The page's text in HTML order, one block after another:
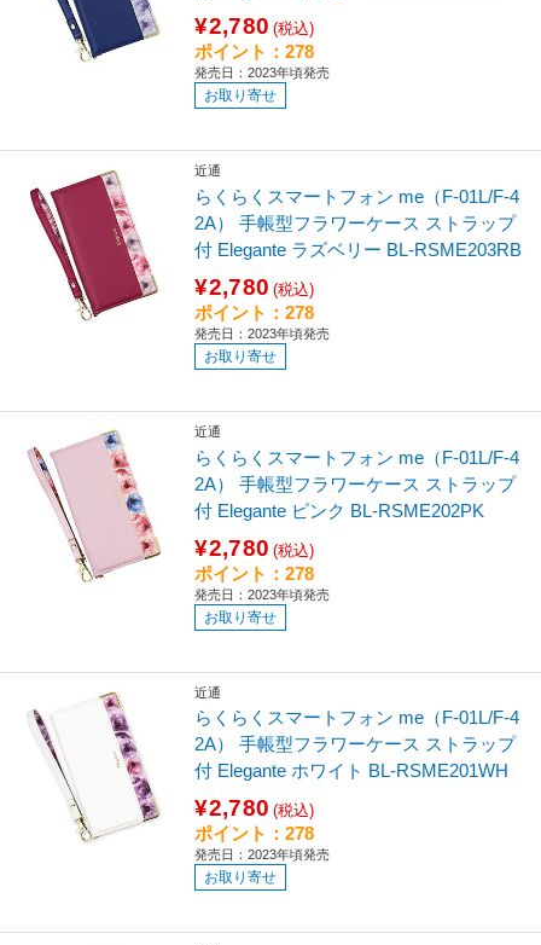
¥2,780 (税込)
ポイント：278
発売日：2023年頃発売
お取り寄せ
近通
らくらくスマートフォン me（F-01L/F-4
2A） 手帳型フラワーケース ストラップ
付 Elegante ラズベリー BL-RSME203RB
¥2,780 (税込)
ポイント：278
発売日：2023年頃発売
お取り寄せ
近通
らくらくスマートフォン me（F-01L/F-4
2A） 手帳型フラワーケース ストラップ
付 Elegante ピンク BL-RSME202PK
¥2,780 (税込)
ポイント：278
発売日：2023年頃発売
お取り寄せ
近通
らくらくスマートフォン me（F-01L/F-4
2A） 手帳型フラワーケース ストラップ
付 Elegante ホワイト BL-RSME201WH
¥2,780 (税込)
ポイント：278
発売日：2023年頃発売
お取り寄せ